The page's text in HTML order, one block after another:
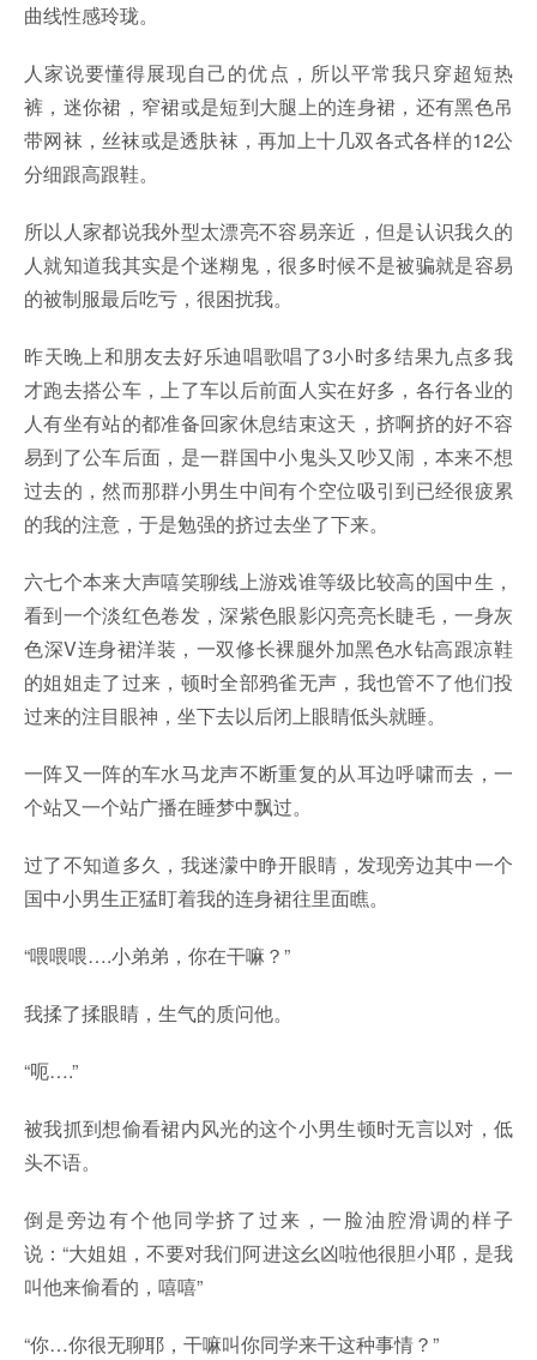
曲线性感玲珑。
人家说要懂得展现自己的优点，所以平常我只穿超短热
裤，迷你裙，窄裙或是短到大腿上的连身裙，还有黑色吊
带网袜，丝袜或是透肤袜，再加上十几双各式各样的12公
分细跟高跟鞋。
所以人家都说我外型太漂亮不容易亲近，但是认识我久的
人就知道我其实是个迷糊鬼，很多时候不是被骗就是容易
的被制服最后吃亏，很困扰我。
昨天晚上和朋友去好乐迪唱歌唱了3小时多结果九点多我
才跑去搭公车，上了车以后前面人实在好多，各行各业的
人有坐有站的都准备回家休息结束这天，挤啊挤的好不容
易到了公车后面，是一群国中小鬼头又吵又闹，本来不想
过去的，然而那群小男生中间有个空位吸引到已经很疲累
的我的注意，于是勉强的挤过去坐了下来。
六七个本来大声嘻笑聊线上游戏谁等级比较高的国中生，
看到一个淡红色卷发，深紫色眼影闪亮亮长睫毛，一身灰
色深V连身裙洋装，一双修长裸腿外加黑色水钻高跟凉鞋
的姐姐走了过来，顿时全部鸦雀无声，我也管不了他们投
过来的注目眼神，坐下去以后闭上眼睛低头就睡。
一阵又一阵的车水马龙声不断重复的从耳边呼啸而去，一
个站又一个站广播在睡梦中飘过。
过了不知道多久，我迷濛中睁开眼睛，发现旁边其中一个
国中小男生正猛盯着我的连身裙往里面瞧。
“喂喂喂….小弟弟，你在干嘛？”
我揉了揉眼睛，生气的质问他。
“呃….”
被我抓到想偷看裙内风光的这个小男生顿时无言以对，低
头不语。
倒是旁边有个他同学挤了过来，一脸油腔滑调的样子
说：“大姐姐，不要对我们阿进这幺凶啦他很胆小耶，是我
叫他来偷看的，嘻嘻”
“你…你很无聊耶，干嘛叫你同学来干这种事情？”